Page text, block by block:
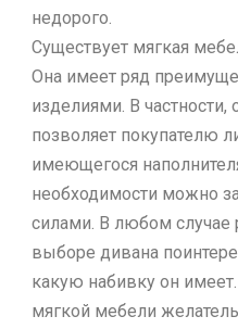
недорого.
Существует мягкая
Она имеет ряд
изделиями. В частности,
позволяет покупателю
имеющегося
необходимости можно
силами. В любом случае
выборе дивана
какую набивку он
мягкой мебели